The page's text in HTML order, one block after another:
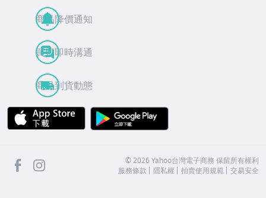
商品降價通知
買賣即時溝通
商品到貨動態
APP Store
facebook ©2026 Yahoo台灣電子商務 保留所有權利
服務條款
隱私權 拍賣使用規範 交易安全